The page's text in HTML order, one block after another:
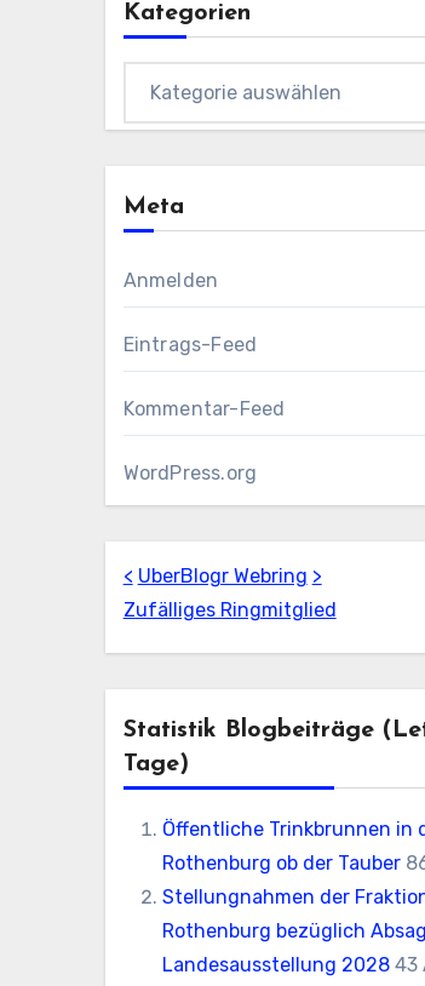
Kategorien
Meta
Anmelden
Eintrags-Feed
Kommentar-Feed
WordPress.org
< UberBlogr Webring >
Zufälliges Ringmitglied
Statistik Blogbeiträge
Tage)
Öffentliche Trinkbrunnen in
Rothenburg ob der Tauber
Stellungnahmen der
Rothenburg bezüglich
Landesausstellung 2028 43